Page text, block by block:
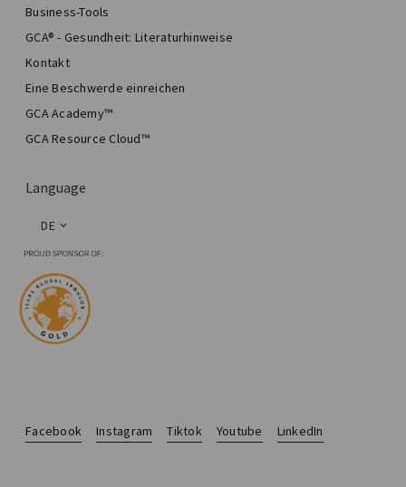
Business-Tools
GCA® - Gesundheit: Literaturhinweise
Kontakt
Eine Beschwerde einreichen
GCA Academy™
GCA Resource Cloud™
Language
DE
Facebook Instagram Tiktok Youtube LinkedIn